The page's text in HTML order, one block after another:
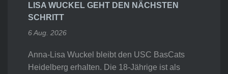
LISA WUCKEL GEHT DEN NÄCHSTEN
SCHRITT
6 Aug. 2026
Anna-Lisa Wuckel bleibt den USC BasCats
Heidelberg erhalten. Die 18-Jährige ist als